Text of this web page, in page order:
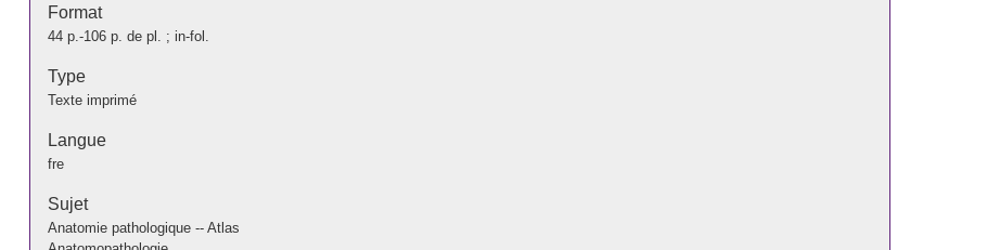
Format
44 p.-106 p. de pl. ; in-fol.
Type
Texte imprimé
Langue
fre
Sujet
Anatomie pathologique -- Atlas